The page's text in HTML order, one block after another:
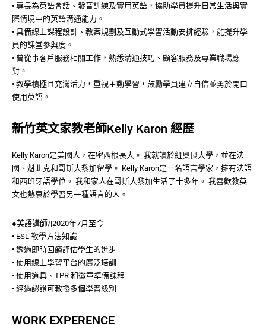
• 專長為英語會話、發音訓練及實用英語，協助學員提升日常生活與實
際情境中的英語溝通能力。
• 具備線上課程設計、教案規劃及互動式學習活動安排經驗，能提升學
員的課堂參與度。
• 曾從事客戶服務相關工作，熟悉溝通技巧、顧客服務及專業職場應
對。
• 教學積極且充滿活力，重視主動學習，鼓勵學員建立自信並勇於開口
使用英語。
新竹英文家教老師Kelly Karon 經歷
Kelly Karon是美國人，在密西根長大。 我就讀於紐奧良大學，並在法
國、魁北克和哥斯大黎加留學。 Kelly Karon是一名語言學家，擁有法語
和西班牙語學位。 我和家人在哥斯大黎加生活了十多年。 我喜歡教英
文也熱衷於學習另一種語言的人。
●英語講師/|2020年7月至今
• ESL 教學方法知識
• 透過即時回饋評估學生的進步
• 使用線上學習平台的廣泛培訓
• 使用道具、TPR 和徽章準備課程
• 經過認證可教授多個學習級別
WORK EXPERENCE